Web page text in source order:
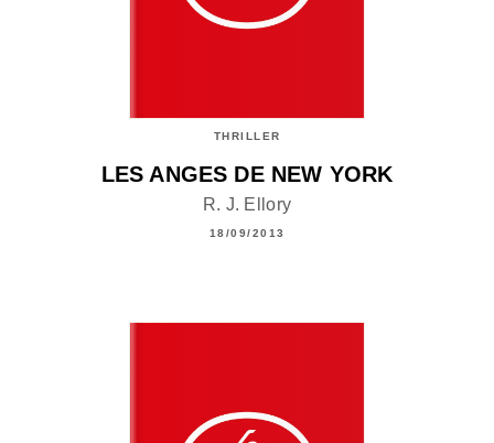
THRILLER
LES ANGES DE NEW YORK
R. J. Ellory
18/09/2013